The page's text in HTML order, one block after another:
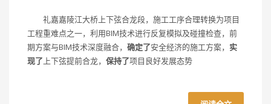
礼嘉嘉陵江大桥上下弦合龙段，施工工序合理转换为项目
工程重难点之一，利用BIM技术进行反复模拟及碰撞检查，前
期方案与BIM技术深度融合， 确定了安全经济的施工方案， 实
现了 上下弦提前合龙， 保持了项目良好发展态势